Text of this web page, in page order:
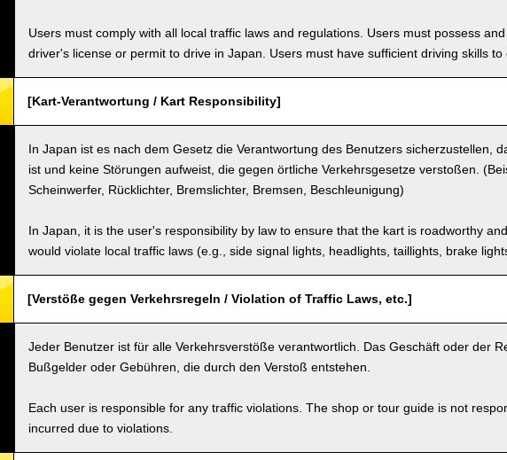
Users must comply with all local traffic laws and regulations. Users must possess
driver's license or permit to drive in Japan. Users must have sufficient driving skills to
[Kart-Verantwortung / Kart Responsibility]
In Japan ist es nach dem Gesetz die Verantwortung des Benutzers sicherzustellen,
ist und keine Störungen aufweist, die gegen örtliche Verkehrsgesetze verstoßen.
Scheinwerfer, Rücklichter, Bremslichter, Bremsen, Beschleunigung)
In Japan, it is the user's responsibility by law to ensure that the kart is roadworthy
would violate local traffic laws (e.g., side signal lights, headlights, taillights, brake
[Verstöße gegen Verkehrsregeln / Violation of Traffic Laws, etc.]
Jeder Benutzer ist für alle Verkehrsverstöße verantwortlich. Das Geschäft oder der
Bußgelder oder Gebühren, die durch den Verstoß entstehen.
Each user is responsible for any traffic violations. The shop or tour guide is not
incurred due to violations.